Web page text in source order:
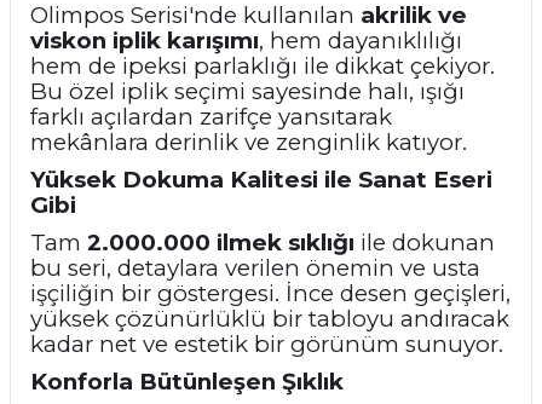
Olimpos Serisi'nde kullanılan akrilik ve
viskon iplik karışımı, hem dayanıklılığı
hem de ipeksi parlaklığı ile dikkat çekiyor.
Bu özel iplik seçimi sayesinde halı, ışığı
farklı açılardan zarifçe yansıtarak
mekânlara derinlik ve zenginlik katıyor.
Yüksek Dokuma Kalitesi ile Sanat Eseri
Gibi
Tam 2.000.000 ilmek sıklığı ile dokunan
bu seri, detaylara verilen önemin ve usta
işçiliğin bir göstergesi. İnce desen geçişleri,
yüksek çözünürlüklü bir tabloyu andıracak
kadar net ve estetik bir görünüm sunuyor.
Konforla Bütünleşen Şıklık